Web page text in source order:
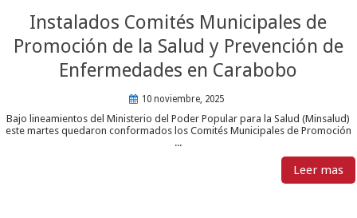
Instalados Comités Municipales de
Promoción de la Salud y Prevención de
Enfermedades en Carabobo
10 noviembre, 2025
Bajo lineamientos del Ministerio del Poder Popular para la Salud (Minsalud)
este martes quedaron conformados los Comités Municipales de Promoción
...
Leer mas